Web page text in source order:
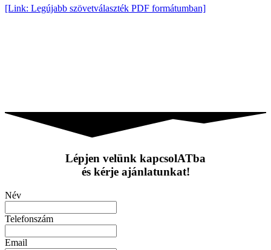
[Link: Legújabb szövetválaszték PDF formátumban]
Lépjen velünk kapcsolATba
és kérje ajánlatunkat!
Név
Telefonszám
Email